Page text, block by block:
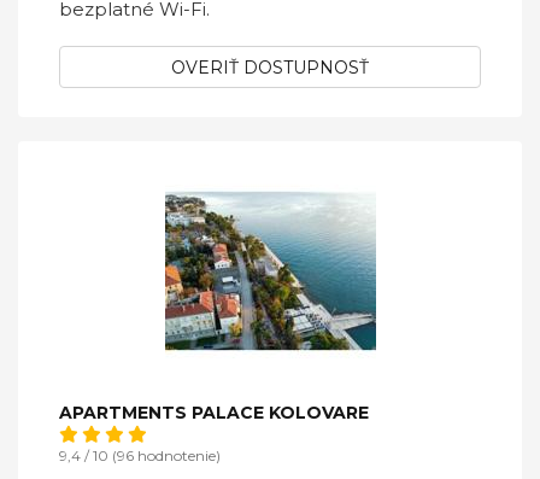
bezplatné Wi-Fi.
OVERIŤ DOSTUPNOSŤ
APARTMENTS PALACE KOLOVARE
9,4 / 10 (96 hodnotenie)